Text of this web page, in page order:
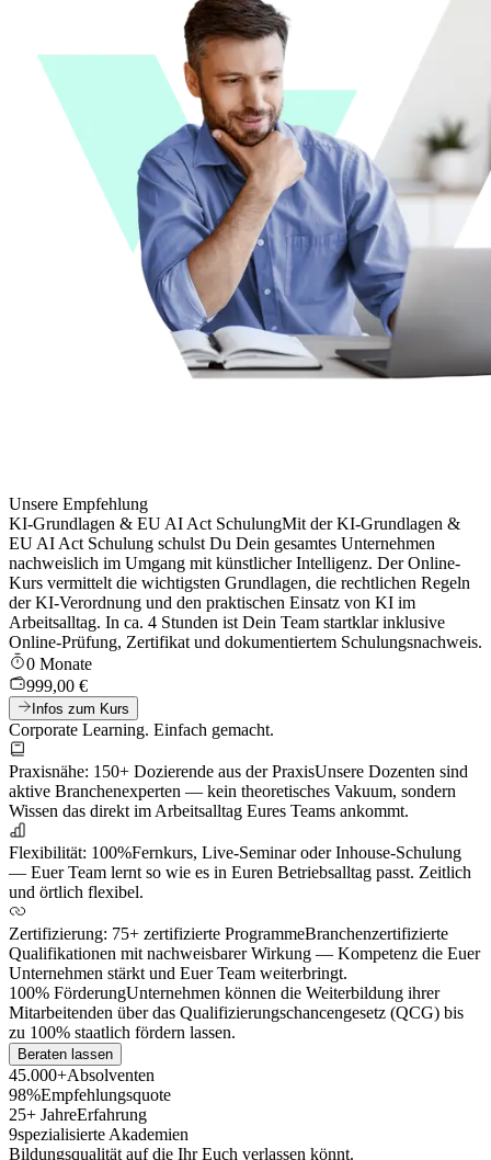
Unsere Empfehlung
KI-Grundlagen & EU AI Act SchulungMit der KI-Grundlagen &
EU AI Act Schulung schulst Du Dein gesamtes Unternehmen
nachweislich im Umgang mit künstlicher Intelligenz. Der Online-
Kurs vermittelt die wichtigsten Grundlagen, die rechtlichen Regeln
der KI-Verordnung und den praktischen Einsatz von KI im
Arbeitsalltag. In ca. 4 Stunden ist Dein Team startklar inklusive
Online-Prüfung, Zertifikat und dokumentiertem Schulungsnachweis.
0 Monate
999,00 €
Infos zum Kurs
Corporate Learning. Einfach gemacht.
Praxisnähe: 150+ Dozierende aus der PraxisUnsere Dozenten sind
aktive Branchenexperten — kein theoretisches Vakuum, sondern
Wissen das direkt im Arbeitsalltag Eures Teams ankommt.
Flexibilität: 100%Fernkurs, Live-Seminar oder Inhouse-Schulung
— Euer Team lernt so wie es in Euren Betriebsalltag passt. Zeitlich
und örtlich flexibel.
Zertifizierung: 75+ zertifizierte ProgrammeBranchenzertifizierte
Qualifikationen mit nachweisbarer Wirkung — Kompetenz die Euer
Unternehmen stärkt und Euer Team weiterbringt.
100% FörderungUnternehmen können die Weiterbildung ihrer
Mitarbeitenden über das Qualifizierungschancengesetz (QCG) bis
zu 100% staatlich fördern lassen.
Beraten lassen
45.000+Absolventen
98%Empfehlungsquote
25+ JahreErfahrung
9spezialisierte Akademien
Bildungsqualität auf die Ihr Euch verlassen könnt.